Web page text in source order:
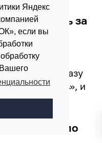
Яндекс
если вы
посмотреть за
5-6
обойти всё сразу
усталость», и
чтобы было